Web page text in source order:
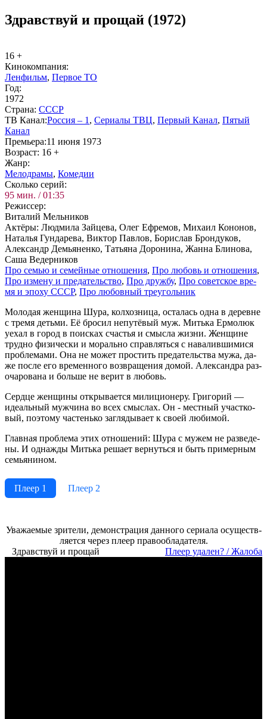
Здравствуй и прощай (1972)
16 +
Ки­но­ком­па­ния:
Ленфильм, Первое ТО
Год:
1972
Стра­на: СССР
ТВ Ка­нал:Рос­сия – 1 , Сериалы ТВЦ, Пер­вый Ка­нал, Пя­тый
Ка­нал
Пре­мье­ра:11 июня 1973
Воз­раст: 16 +
Жанр:
Ме­ло­дра­мы, Ко­ме­дии
Сколь­ко се­рий:
95 мин. / 01:35
Ре­жис­сер:
Виталий Мельников
Ак­тё­ры: Людмила Зайцева, Олег Ефремов, Михаил Кононов,
Наталья Гундарева, Виктор Павлов, Борислав Брондуков,
Александр Демьяненко, Татьяна Доронина, Жанна Блинова,
Саша Ведерников
Про се­мью и се­мей­ные от­но­ше­ния, Про лю­бовь и от­но­ше­ния,
Про из­ме­ну и пре­да­тель­ст­во, Про друж­бу, Про со­вет­ское вре­
мя и эпо­ху СССР, Про лю­бов­ный тре­уголь­ник
Мо­ло­дая жен­щи­на Шу­ра, кол­хоз­ни­ца, ос­та­лась од­на в де­рев­не
с тре­мя деть­ми. Её бро­сил не­пу­тё­вый муж. Мить­ка Ер­мо­люк
уе­хал в го­род в по­ис­ках сча­стья и смыс­ла жиз­ни. Жен­щи­не
труд­но фи­зи­че­ски и мо­раль­но справ­лять­ся с на­ва­лив­ши­ми­ся
про­бле­ма­ми. Она не мо­жет про­стить пре­да­тель­ст­ва му­жа, да­
же по­сле его вре­мен­но­го воз­вра­ще­ния до­мой. Алек­сан­д­ра раз­
оча­ро­ва­на и боль­ше не ве­рит в лю­бовь.
Серд­це жен­щи­ны от­кры­ва­ет­ся ми­ли­цио­не­ру. Гри­го­рий —
иде­аль­ный муж­чи­на во всех смыс­лах. Он - ме­ст­ный уча­ст­ко­
вый, по­это­му час­тень­ко за­гля­ды­ва­ет к сво­ей лю­би­мой.
Глав­ная про­бле­ма этих от­но­ше­ний: Шу­ра с му­жем не раз­ве­де­
ны. И од­на­ж­ды Мить­ка ре­ша­ет вер­нуть­ся и быть при­мер­ным
семь­я­ни­ном.
Плеер 1 Плеер 2
Ува­жае­мые зри­те­ли, де­мон­ст­ра­ция дан­но­го се­риа­ла осу­ще­ст­в­
ля­ет­ся че­рез пле­ер пра­во­об­ла­да­те­ля.
Здравствуй и прощай
Пле­ер уда­лен? / Жа­ло­ба